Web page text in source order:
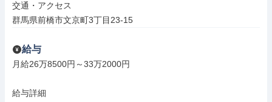
交通・アクセス
群馬県前橋市文京町3丁目23-15
給与
月給26万8500円～33万2000円
給与詳細